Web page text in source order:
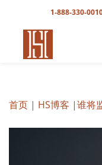
1-888-330-
首页 | HS博客 |谁将